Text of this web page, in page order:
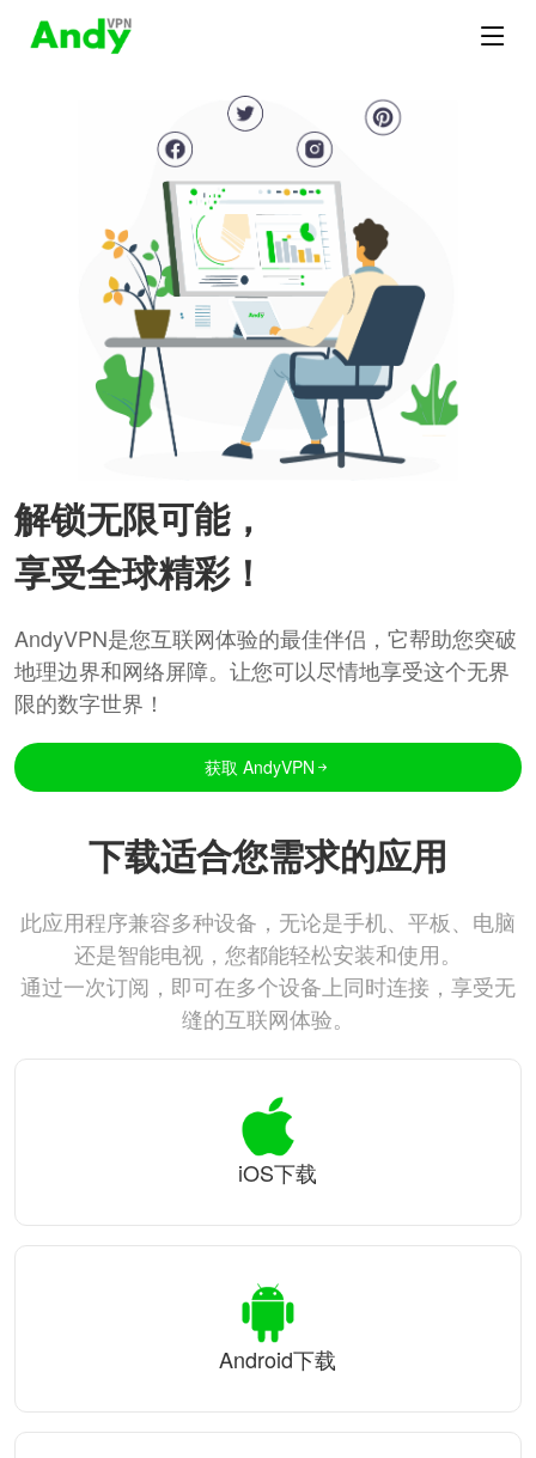
解锁无限可能，
享受全球精彩！
AndyVPN是您互联网体验的最佳伴侣，它帮助您突破
地理边界和网络屏障。让您可以尽情地享受这个无界
限的数字世界！
获取 AndyVPN
下载适合您需求的应用
此应用程序兼容多种设备，无论是手机、平板、电脑
还是智能电视，您都能轻松安装和使用。
通过一次订阅，即可在多个设备上同时连接，享受无
缝的互联网体验。
iOS下载
Android下载